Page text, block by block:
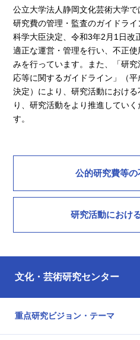
公立大学法人静岡文化芸術大学
研究費の管理・監査のガイドラ
科学大臣決定、令和3年2月1日改
適正な運営・管理を行い、不正
みを行っています。また、「研
応等に関するガイドライン」（
決定）により、研究活動におけ
り、研究活動をより推進してい
す。
公的研究費等
研究活動におけ
文化・芸術研究センター
重点研究ビジョン・テーマ